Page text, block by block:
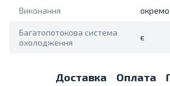
Виконання окремо
Багатопотокова система
охолодження
є
Доставка Оплата